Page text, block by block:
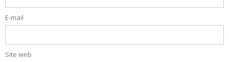
E-mail
Site web